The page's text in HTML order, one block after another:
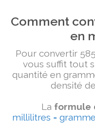
Comment
en
Pour convertir
vous suffit tout
quantité en
densité
La formule
millilitres =